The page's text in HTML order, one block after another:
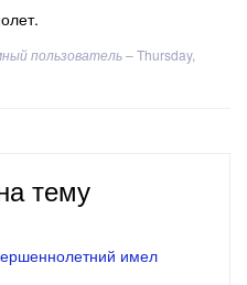
пользователь–Thursday,
тему
имел